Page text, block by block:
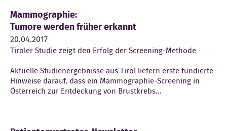
Mammographie:
Tumore werden früher erkannt
20.04.2017
Tiroler Studie zeigt den Erfolg der Screening-Methode
Aktuelle Studienergebnisse aus Tirol liefern erste fundierte
Hinweise darauf, dass ein Mammographie-Screening in
Österreich zur Entdeckung von Brustkrebs...